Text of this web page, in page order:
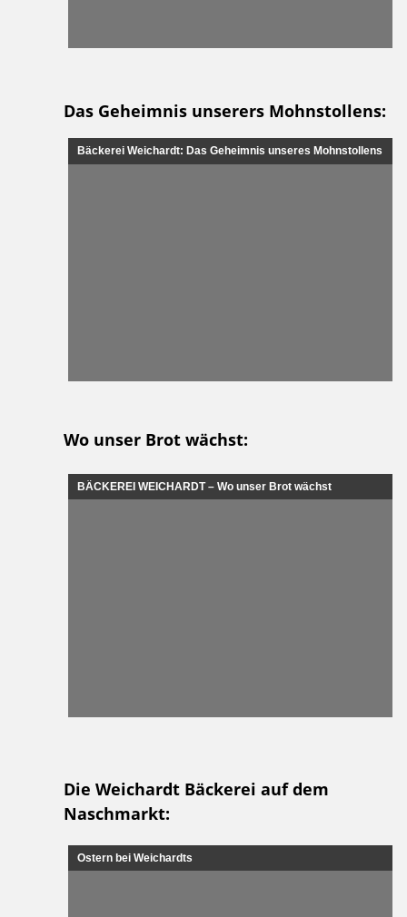
Das Geheimnis unserers Mohnstollens:
Bäckerei Weichardt: Das Geheimnis unseres Mohnstollens
Wo unser Brot wächst:
BÄCKEREI WEICHARDT – Wo unser Brot wächst
Die Weichardt Bäckerei auf dem
Naschmarkt:
Ostern bei Weichardts